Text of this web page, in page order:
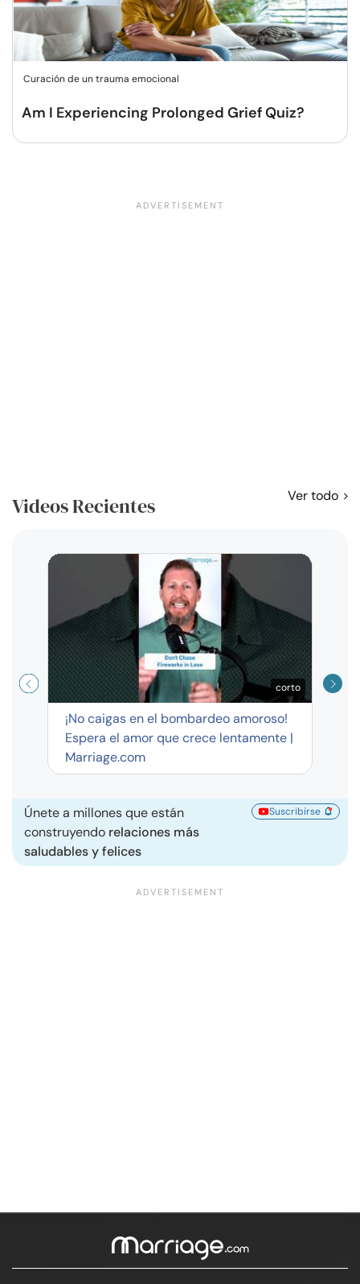
Curación de un trauma emocional
Am I Experiencing Prolonged Grief Quiz?
Videos Recientes Ver todo
corto
¡No caigas en el bombardeo amoroso!
Espera el amor que crece lentamente |
Marriage.com
Únete a millones que están
construyendo relaciones más
saludables y felices
Suscribirse